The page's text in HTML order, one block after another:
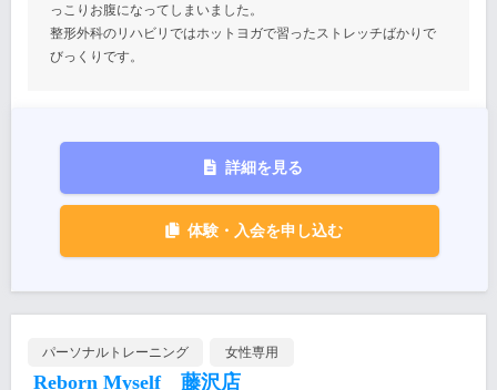
っこりお腹になってしまいました。
整形外科のリハビリではホットヨガで習ったストレッチばかりで
びっくりです。
詳細を見る
体験・入会を申し込む
パーソナルトレーニング 女性専用
Reborn Myself 藤沢店